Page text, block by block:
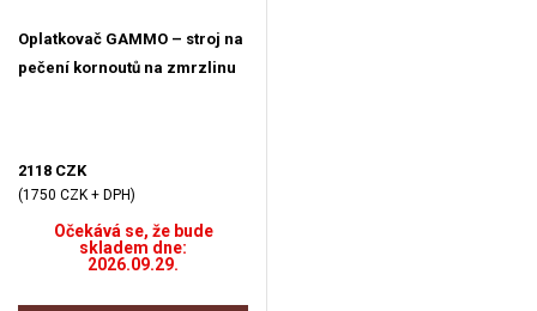
Oplatkovač GAMMO – stroj na
pečení kornoutů na zmrzlinu
2118 CZK
(1750 CZK + DPH)
Očekává se, že bude
skladem dne:
2026.09.29.